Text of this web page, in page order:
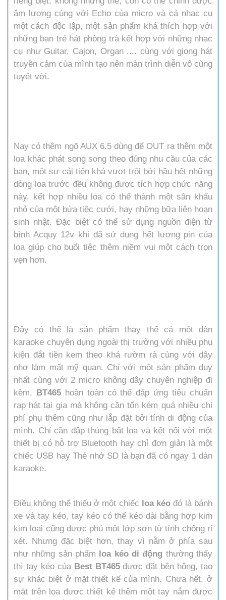
âm lượng cùng với Echo của micro và cả nhạc cụ
một cách độc lập, một sản phẩm khá thích hợp với
những bạn trẻ hát phòng trà kết hợp với những nhạc
cụ như Guitar, Cajon, Organ .... cùng với giọng hát
truyền cảm cùa mình tạo nên màn trình diễn vô cùng
tuyệt vời.
Nay có thêm ngõ AUX 6.5 dùng để OUT ra thêm một
loa khác phát song song theo đúng nhu cầu của các
bạn, một sự cải tiến khá vượt trội bởi hầu hết những
dòng loa trước đều không được tích hợp chức năng
này, kết hợp nhiều loa có thể thành một sân khấu
nhỏ của một bửa tiệc cưới, hay những bữa liên hoan
sinh nhật. Đặc biệt có thể sử dụng nguồn điện từ
bình Acquy 12v khi đã sử dụng hết lượng pin của
loa giúp cho buổi tiệc thêm niềm vui một cách trọn
vẹn hơn.
Đây có thể là sản phẩm thay thế cả một dàn
karaoke chuyên dụng ngoài thị trường với nhiều phụ
kiện đắt tiền kem theo khá rườm rà cùng với dây
nhợ làm mất mỹ quan. Chỉ với một sản phẩm duy
nhất cùng với 2 micro không dây chuyên nghiệp đi
kèm, BT465hoàn toàn có thể đáp ứng tiêu chuẩn
rạp hát tại gia mà không cần tốn kém quá nhiều chi
phí phụ thêm cũng như lắp đặt bởi tính di động của
mình. Chỉ cần đập thùng bật loa và kết nối với một
thiết bị có hỗ trợ Bluetooth hay chỉ đơn giản là một
chiếc USB hay Thẻ nhớ SD là bạn đã có ngay 1 dàn
karaoke.
Điều không thể thiếu ở một chiếc loa kéo đó là bánh
xe và tay kéo, tay kéo có thể kéo dài bằng hợp kim
kim loại cũng được phủ một lớp sơn từ tính chống rỉ
xét. Nhưng đặc biệt hơn, thay vì nằm ở phía sau
như những sản phẩm loa kéo di động thường thấy
thì tay kéo của Best BT465được đặt bên hông, tạo
sự khác biệt ở mặt thiết kế của mình. Chưa hết, ở
mặt trên loa được thiết kế thêm một tay nắm được